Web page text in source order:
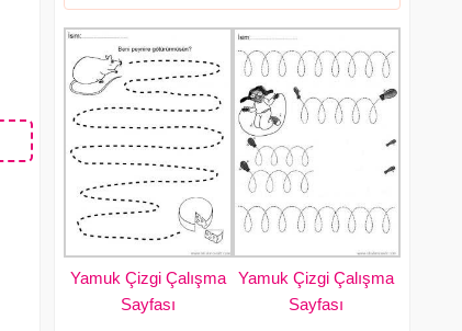
Yamuk Çizgi Çalışma
Sayfası
Yamuk Çizgi Çalışma
Sayfası